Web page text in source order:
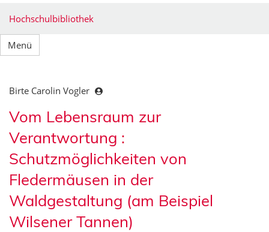
Hochschulbibliothek
Menü
Birte Carolin Vogler
Vom Lebensraum zur
Verantwortung :
Schutzmöglichkeiten von
Fledermäusen in der
Waldgestaltung (am Beispiel
Wilsener Tannen)